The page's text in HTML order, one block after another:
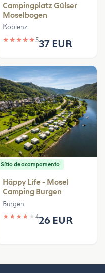
Campingplatz Gülser
Moselbogen
Koblenz
★ ★ ★ ★ ★537 EUR
Sítio de acampamento
Häppy Life - Mosel
Camping Burgen
Burgen
★ ★ ★ ★ ★ 426 EUR